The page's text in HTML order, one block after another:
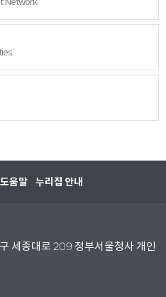
도움말 누리집 안내
세종대로 209 정부서울청사 개인